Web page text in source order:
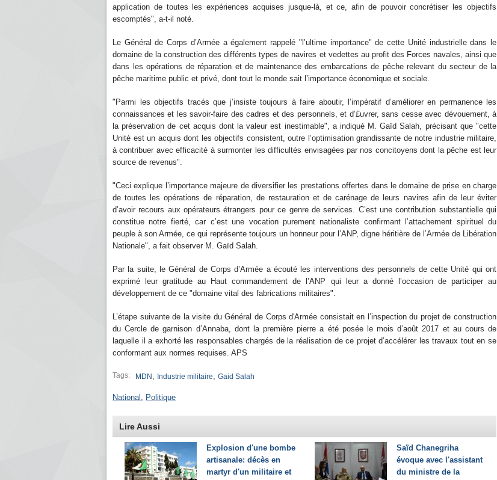
application de toutes les expériences acquises jusque-là, et ce, afin de pouvoir concrétiser les objectifs
escomptés", a-t-il noté.
Le Général de Corps d’Armée a également rappelé "l’ultime importance" de cette Unité industrielle dans le
domaine de la construction des différents types de navires et vedettes au profit des Forces navales, ainsi que
dans les opérations de réparation et de maintenance des embarcations de pêche relevant du secteur de la
pêche maritime public et privé, dont tout le monde sait l’importance économique et sociale.
"Parmi les objectifs tracés que j’insiste toujours à faire aboutir, l’impératif d’améliorer en permanence les
connaissances et les savoir-faire des cadres et des personnels, et d’£uvrer, sans cesse avec dévouement, à
la préservation de cet acquis dont la valeur est inestimable", a indiqué M. Gaïd Salah, précisant que "cette
Unité est un acquis dont les objectifs consistent, outre l’optimisation grandissante de notre industrie militaire,
à contribuer avec efficacité à surmonter les difficultés envisagées par nos concitoyens dont la pêche est leur
source de revenus".
"Ceci explique l’importance majeure de diversifier les prestations offertes dans le domaine de prise en charge
de toutes les opérations de réparation, de restauration et de carénage de leurs navires afin de leur éviter
d’avoir recours aux opérateurs étrangers pour ce genre de services. C’est une contribution substantielle qui
constitue notre fierté, car c’est une vocation purement nationaliste confirmant l’attachement spirituel du
peuple à son Armée, ce qui représente toujours un honneur pour l’ANP, digne héritière de l’Armée de Libération
Nationale", a fait observer M. Gaïd Salah.
Par la suite, le Général de Corps d’Armée a écouté les interventions des personnels de cette Unité qui ont
exprimé leur gratitude au Haut commandement de l’ANP qui leur a donné l’occasion de participer au
développement de ce "domaine vital des fabrications militaires".
L’étape suivante de la visite du Général de Corps d'Armée consistait en l’inspection du projet de construction
du Cercle de garnison d’Annaba, dont la première pierre a été posée le mois d’août 2017 et au cours de
laquelle il a exhorté les responsables chargés de la réalisation de ce projet d’accélérer les travaux tout en se
conformant aux normes requises. APS
Tags: MDN , Industrie militaire, Gaid Salah
National , Politique
Lire Aussi
Explosion d'une bombe
artisanale: décès en
martyr d'un militaire et
Saïd Chanegriha
évoque avec l'assistant
du ministre de la